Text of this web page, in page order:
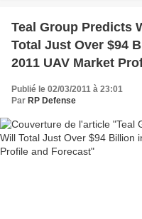
Teal Group Predicts
Total Just Over $94
2011 UAV Market
Publié le 02/03/2011 à 23:01
Par RP Defense